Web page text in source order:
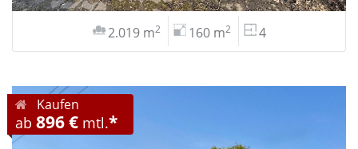
2.019 m2 160 m2 4
Kaufen
ab 896 € mtl.*